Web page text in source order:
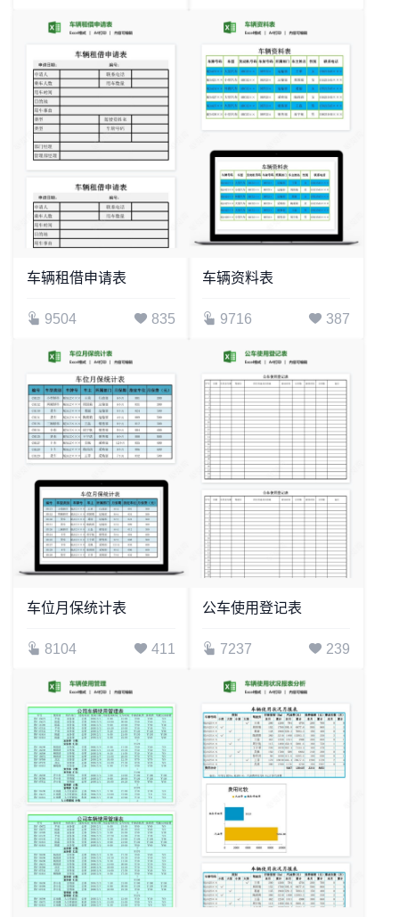
车辆租借申请表
9504 835
车辆资料表
9716 387
车位月保统计表
8104 411
公车使用登记表
7237 239